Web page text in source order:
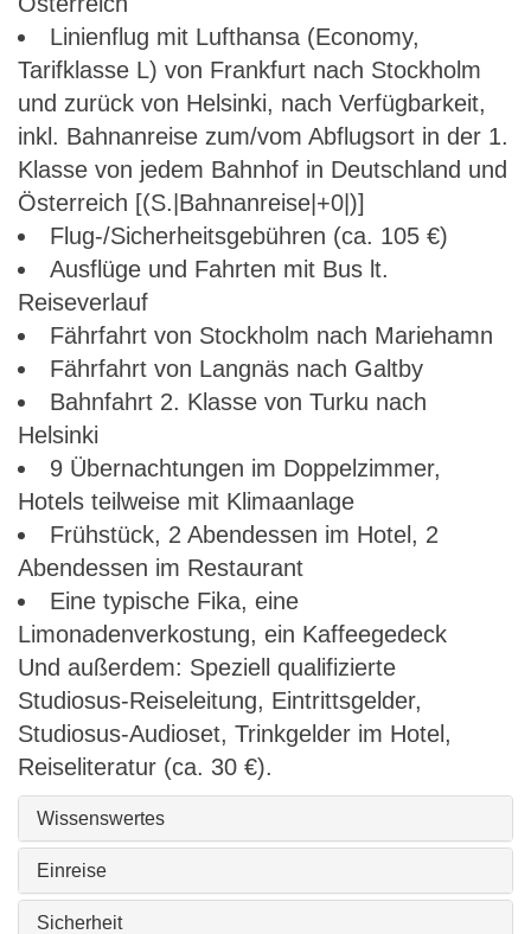
Linienflug mit Lufthansa (Economy,
Tarifklasse L) von Frankfurt nach Stockholm
und zurück von Helsinki, nach Verfügbarkeit,
inkl. Bahnanreise zum/vom Abflugsort in der 1.
Klasse von jedem Bahnhof in Deutschland und
Österreich [(S.|Bahnanreise|+0|)]
Flug-/Sicherheitsgebühren (ca. 105 €)
Ausflüge und Fahrten mit Bus lt.
Reiseverlauf
Fährfahrt von Stockholm nach Mariehamn
Fährfahrt von Langnäs nach Galtby
Bahnfahrt 2. Klasse von Turku nach
Helsinki
9 Übernachtungen im Doppelzimmer,
Hotels teilweise mit Klimaanlage
Frühstück, 2 Abendessen im Hotel, 2
Abendessen im Restaurant
Eine typische Fika, eine
Limonadenverkostung, ein Kaffeegedeck
Und außerdem: Speziell qualifizierte
Studiosus-Reiseleitung, Eintrittsgelder,
Studiosus-Audioset, Trinkgelder im Hotel,
Reiseliteratur (ca. 30 €).
Wissenswertes
Einreise
Sicherheit